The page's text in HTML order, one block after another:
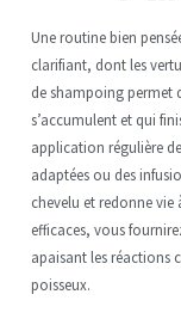
Une routine bien
clarifiant, dont les
de shampoing permet
s’accumulent et qui
application régulière
adaptées ou des
chevelu et redonne vie
efficaces, vous
apaisant les réactions
poisseux.